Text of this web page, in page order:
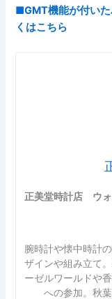
■GMT機能が付い
くはこちら
正美堂時計店 ウ
腕時計や懐中時計
ザインや組み立て
ーゼルワールドや
への参加。秋